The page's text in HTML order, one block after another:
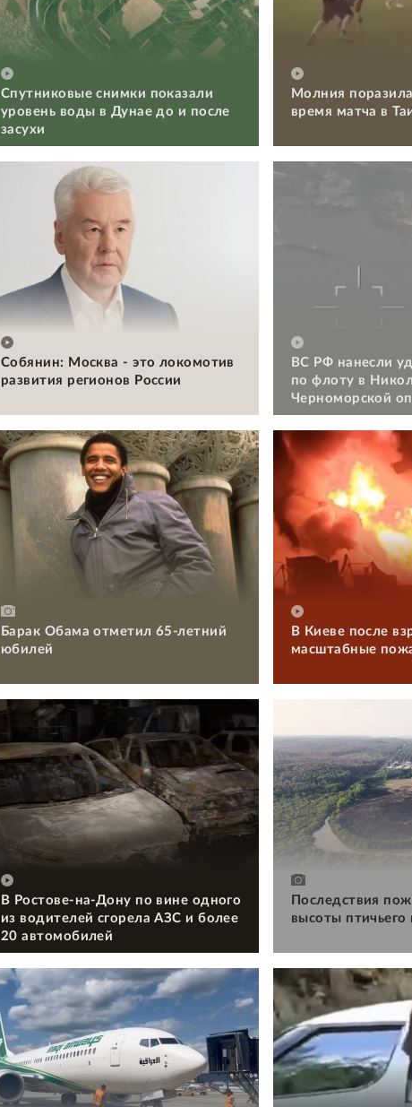
Спутниковые снимки показали
уровень воды в Дунае до и после
засухи
Молния
время матча в
Собянин: Москва - это локомотив
развития регионов России
ВС РФ нанесли
по флоту в
Черноморской
Барак Обама отметил 65-летний
юбилей
В Киеве после
масштабные
В Ростове-на-Дону по вине одного
из водителей сгорела АЗС и более
20 автомобилей
Последствия
высоты птичьего